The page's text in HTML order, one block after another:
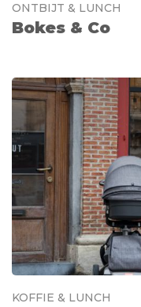
ONTBIJT & LUNCH
Bokes & Co
KOFFIE & LUNCH